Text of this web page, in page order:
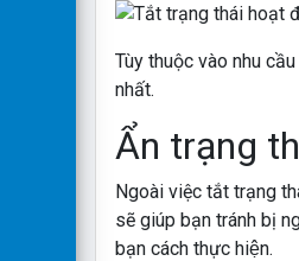
Tùy thuộc vào nhu
nhất.
Ẩn trạng
Ngoài việc tắt trạng
sẽ giúp bạn tránh bị
bạn cách thực hiện.